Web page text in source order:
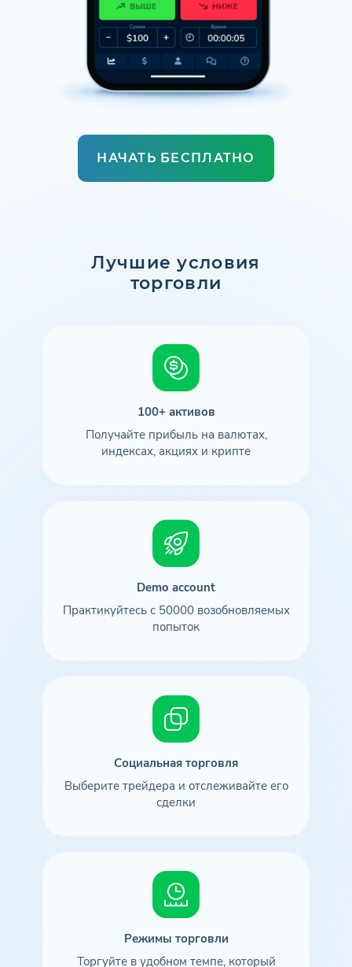
НАЧАТЬ БЕСПЛАТНО
Лучшие условия
торговли
100+ активов
Получайте прибыль на валютах,
индексах, акциях и крипте
Demo account
Практикуйтесь с 50000 возобновляемых
попыток
Социальная торговля
Выберите трейдера и отслеживайте его
сделки
Режимы торговли
Торгуйте в удобном темпе, который